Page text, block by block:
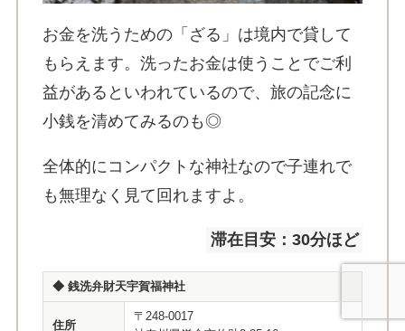
お金を洗うための「ざる」は境内で貸して
もらえます。洗ったお金は使うことでご利
益があるといわれているので、旅の記念に
小銭を清めてみるのも◎
全体的にコンパクトな神社なので子連れで
も無理なく見て回れますよ。
滞在目安：30分ほど
◆銭洗弁財天宇賀福神社
住所
〒248-0017